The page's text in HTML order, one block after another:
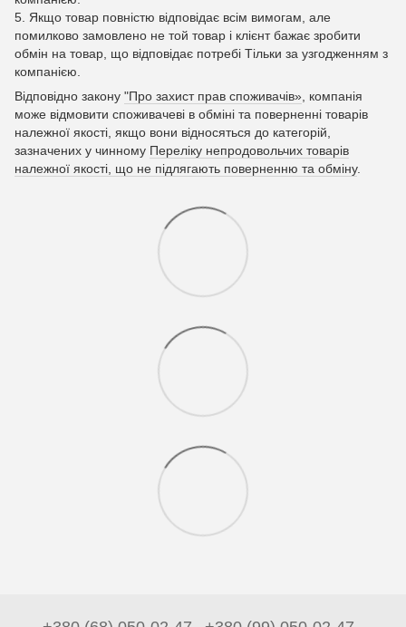
5. Якщо товар повністю відповідає всім вимогам, але
помилково замовлено не той товар і клієнт бажає зробити
обмін на товар, що відповідає потребі Тільки за узгодженням з
компанією.
Відповідно закону "Про захист прав споживачів» , компанія
може відмовити споживачеві в обміні та поверненні товарів
належної якості, якщо вони відносяться до категорій,
зазначених у чинному Переліку непродовольчих товарів
належної якості, що не підлягають поверненню та обміну.